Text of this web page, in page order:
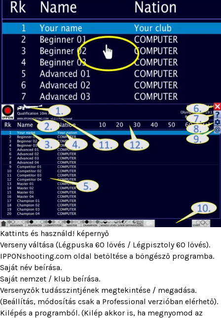
Kattints és használd! képernyő
Verseny váltása (Légpuska 60 lövés / Légpisztoly 60 lövés).
IPPONshooting.com oldal betöltése a böngésző programba.
Saját név beírása.
Saját nemzet / klub beírása.
Versenyzők tudásszintjének megtekintése / megadása.
(Beállítás, módosítás csak a Professional verzióban elérhető).
Kilépés a programból. (Kilép akkor is, ha megnyomod az